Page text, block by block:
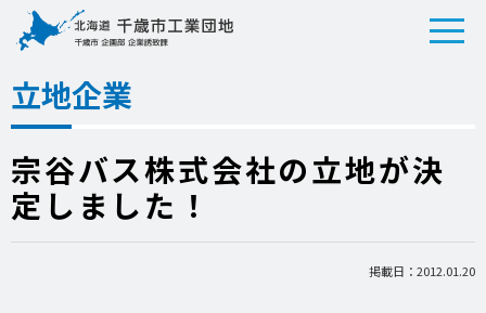
立地企業
宗谷バス株式会社の立地が決
定しました！
掲載日：2012.01.20